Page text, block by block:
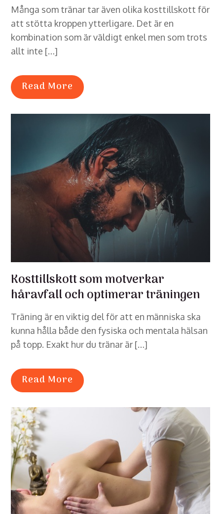
Många som tränar tar även olika kosttillskott för
att stötta kroppen ytterligare. Det är en
kombination som är väldigt enkel men som trots
allt inte […]
Read More
Kosttillskott som motverkar
håravfall och optimerar träningen
Träning är en viktig del för att en människa ska
kunna hålla både den fysiska och mentala hälsan
på topp. Exakt hur du tränar är […]
Read More